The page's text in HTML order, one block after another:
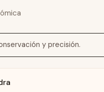
y precisión.